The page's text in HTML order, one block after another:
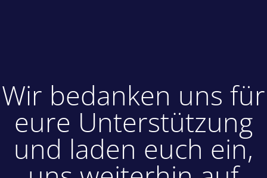
Wir bedanken uns für
eure Unterstützung
und laden euch ein,